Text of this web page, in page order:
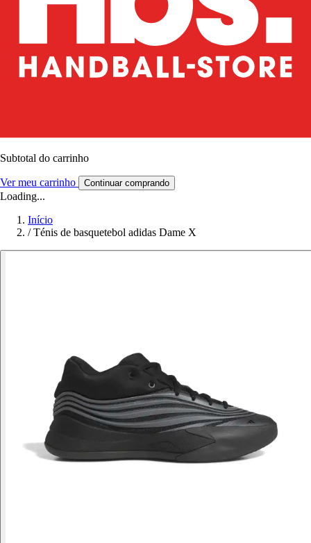
Subtotal do carrinho
Ver meu carrinho Continuar comprando
Loading...
Início
/ Ténis de basquetebol adidas Dame X